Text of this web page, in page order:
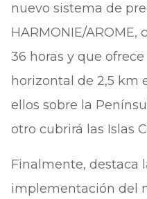
nuevo sistema de
HARMONIE/
36 horas y que
horizontal de 2,5 km
ellos sobre la
otro cubrirá las Islas
Finalmente, destaca
implementación del